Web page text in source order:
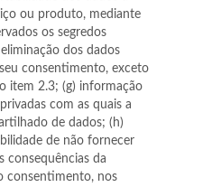
ou produto, mediante
os segredos
dos dados
consentimento, exceto
item 2.3; (g) informação
com as quais a
de dados; (h)
de não fornecer
consequências da
consentimento, nos